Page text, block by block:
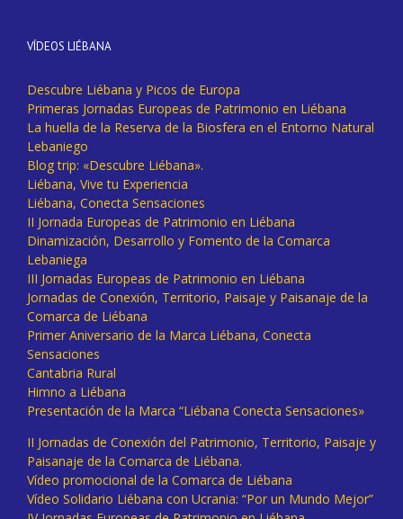
VÍDEOS LIÉBANA
Descubre Liébana y Picos de Europa
Primeras Jornadas Europeas de Patrimonio en Liébana
La huella de la Reserva de la Biosfera en el Entorno Natural
Lebaniego
Blog trip: «Descubre Liébana».
Liébana, Vive tu Experiencia
Liébana, Conecta Sensaciones
II Jornada Europeas de Patrimonio en Liébana
Dinamización, Desarrollo y Fomento de la Comarca
Lebaniega
III Jornadas Europeas de Patrimonio en Liébana
Jornadas de Conexión, Territorio, Paisaje y Paisanaje de la
Comarca de Liébana
Primer Aniversario de la Marca Liébana, Conecta
Sensaciones
Cantabria Rural
Himno a Liébana
Presentación de la Marca “Liébana Conecta Sensaciones»
II Jornadas de Conexión del Patrimonio, Territorio, Paisaje y
Paisanaje de la Comarca de Liébana.
Vídeo promocional de la Comarca de Liébana
Vídeo Solidario Liébana con Ucrania: “Por un Mundo Mejor”